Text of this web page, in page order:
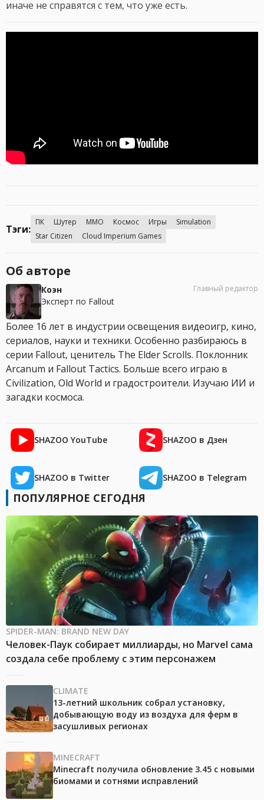
иначе не справятся с тем, что уже есть.
Тэги:
ПК Шутер MMO Космос Игры
Simulation
Star Citizen
Cloud Imperium Games
Об авторе
Коэн
Эксперт по Fallout
Главный редактор
Более 16 лет в индустрии освещения видеоигр, кино,
сериалов, науки и техники. Особенно разбираюсь в
серии Fallout, ценитель The Elder Scrolls. Поклонник
Arcanum и Fallout Tactics. Больше всего играю в
Civilization, Old World и градостроители. Изучаю ИИ и
загадки космоса.
SHAZOO YouTube SHAZOO в Дзен
SHAZOO в Twitter SHAZOO в Telegram
ПОПУЛЯРНОЕ СЕГОДНЯ
SPIDER-MAN: BRAND NEW DAY
Человек-Паук собирает миллиарды, но Marvel сама
создала себе проблему с этим персонажем
CLIMATE
13-летний школьник собрал установку,
добывающую воду из воздуха для ферм в
засушливых регионах
MINECRAFT
Minecraft получила обновление 3.45 с новыми
биомами и сотнями исправлений